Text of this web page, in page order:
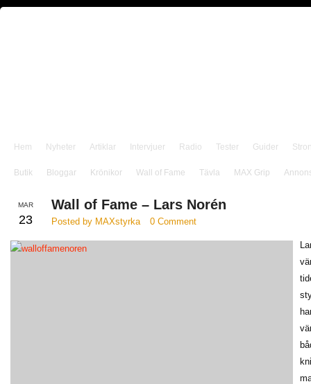
Hem Nyheter Artiklar Intervjuer Radio Tester Guider
Butik Bloggar Krönikor Wall of Fame Tävla MAX Grip
MAR
23
Wall of Fame – Lars Norén
Posted by MAXstyrka 0 Comment